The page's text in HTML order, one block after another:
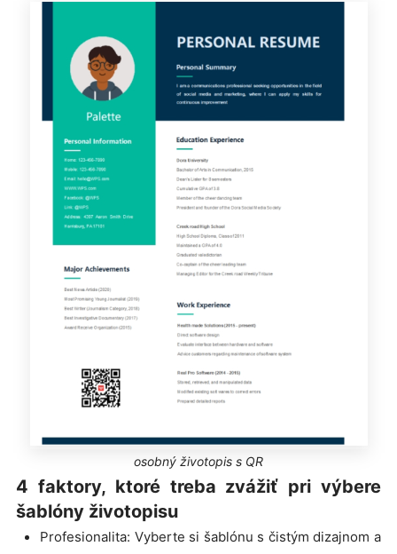
osobný životopis s QR
4 faktory, ktoré treba zvážiť pri výbere
šablóny životopisu
Profesionalita: Vyberte si šablónu s čistým dizajnom a